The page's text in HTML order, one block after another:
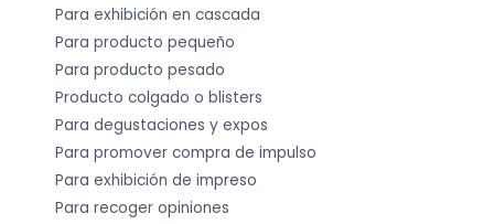
Para exhibición en cascada
Para producto pequeño
Para producto pesado
Producto colgado o blisters
Para degustaciones y expos
Para promover compra de impulso
Para exhibición de impreso
Para recoger opiniones